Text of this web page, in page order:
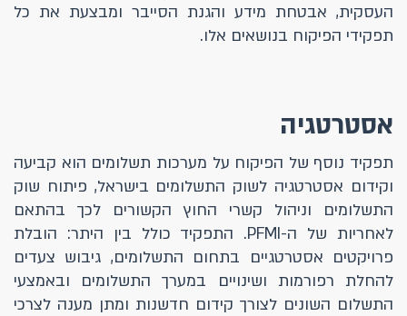
העסקית, אבטחת מידע והגנת הסייבר ומבצעת את כל
תפקידי הפיקוח בנושאים אלו.
אסטרטגיה
תפקיד נוסף של הפיקוח על מערכות תשלומים הוא קביעה
וקידום אסטרטגיה לשוק התשלומים בישראל, פיתוח שוק
התשלומים וניהול קשרי החוץ הקשורים לכך בהתאם
לאחריות של ה-PFMI. התפקיד כולל בין היתר: הובלת
פרויקטים אסטרטגיים בתחום התשלומים, גיבוש צעדים
להחלת רפורמות ושינויים במערך התשלומים ובאמצעי
התשלום השונים לצורך קידום חדשנות ומתן מענה לצרכי